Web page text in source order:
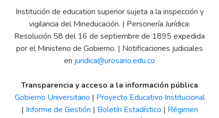
Institución de education superior sujeta a la inspección y
vigilancia del Mineducación. | Personería Jurídica:
Resolución 58 del 16 de septiembre de 1895 expedida
por el Ministerio de Gobierno. | Notificaciones judiciales
en juridica@urosario.edu.co
Transparencia y acceso a la información pública
Gobierno Universitario | Proyecto Educativo Institucional
| Informe de Gestión | Boletín Estadístico | Régimen